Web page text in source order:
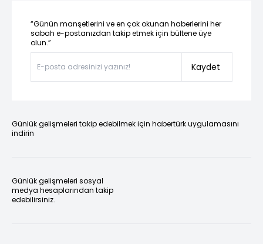
“Günün manşetlerini ve en çok okunan haberlerini her
sabah e-postanızdan takip etmek için bültene üye
olun.”
Kaydet
Günlük gelişmeleri takip edebilmek için habertürk uygulamasını
indirin
Günlük gelişmeleri sosyal
medya hesaplarından takip
edebilirsiniz.